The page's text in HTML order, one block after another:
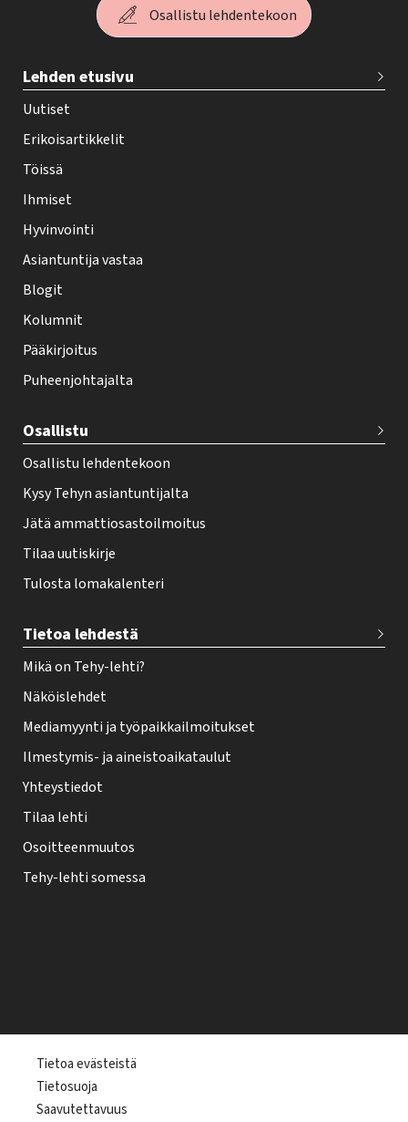
Osallistu lehdentekoon
e
h
y
-
e
h
t
i
f
o
t
r
Lehden etusivu
Uutiset
Erikoisartikkelit
Töissä
Ihmiset
Hyvinvointi
Asiantuntija vastaa
Blogit
Kolumnit
Pääkirjoitus
Puheenjohtajalta
Osallistu
Osallistu lehdentekoon
Kysy Tehyn asiantuntijalta
Jätä ammattiosastoilmoitus
Tilaa uutiskirje
Tulosta lomakalenteri
Tietoa lehdestä
Mikä on Tehy-lehti?
Näköislehdet
Mediamyynti ja työpaikkailmoitukset
Ilmestymis- ja aineistoaikataulut
Yhteystiedot
Tilaa lehti
Osoitteenmuutos
Tehy-lehti somessa
Tietoa evästeistä
Tietosuoja
Saavutettavuus